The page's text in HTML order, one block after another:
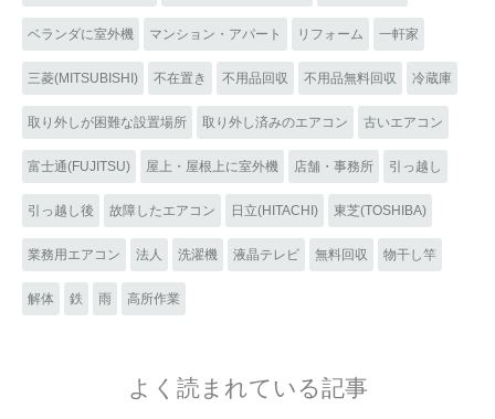
ベランダに室外機 マンション・アパート リフォーム 一軒家
三菱(MITSUBISHI) 不在置き 不用品回収 不用品無料回収 冷蔵庫
取り外しが困難な設置場所 取り外し済みのエアコン 古いエアコン
富士通(FUJITSU) 屋上・屋根上に室外機 店舗・事務所 引っ越し
引っ越し後 故障したエアコン 日立(HITACHI) 東芝(TOSHIBA)
業務用エアコン 法人 洗濯機 液晶テレビ 無料回収 物干し竿
解体 鉄 雨 高所作業
よく読まれている記事